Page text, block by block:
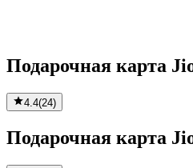
Подарочная карта
4.4(24)
Подарочная карта